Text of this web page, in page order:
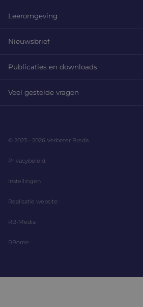
Leeromgeving
Nieuwsbrief
Publicaties en downloads
Veel gestelde vragen
© 2023 - 2026 Verbeter Breda
Privacybeleid
Instellingen
Realisatie website:
RB-Media
RBorne